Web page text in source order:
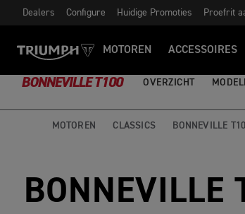
Dealers Configure Huidige Promoties Proefrit
MOTOREN ACCESSOIRES
BONNEVILLE T100 OVERZICHT
MOTOREN
CLASSICS BONNEVILLE
BONNEVILLE